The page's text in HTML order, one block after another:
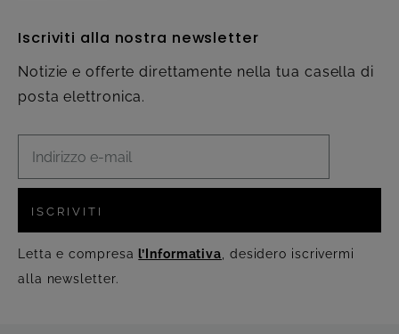
Iscriviti alla nostra newsletter
Notizie e offerte direttamente nella tua casella di
posta elettronica.
ISCRIVITI
Letta e compresa l’Informativa , desidero iscrivermi
alla newsletter.